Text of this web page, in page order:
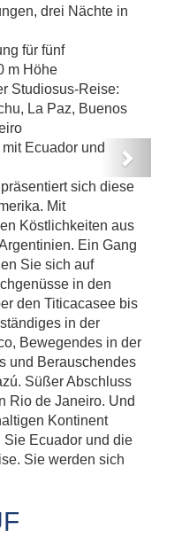
drei Nächte in
für fünf
m Höhe
Studiosus-Reise:
La Paz, Buenos
mit Ecuador
Next
sich diese
Mit
Köstlichkeiten aus
Ein Gang
Sie sich auf
in den
den Titicacasee bis
in der
Bewegendes in der
und Berauschendes
Süßer Abschluss
Rio de Janeiro. Und
Kontinent
Ecuador und die
Sie werden sich